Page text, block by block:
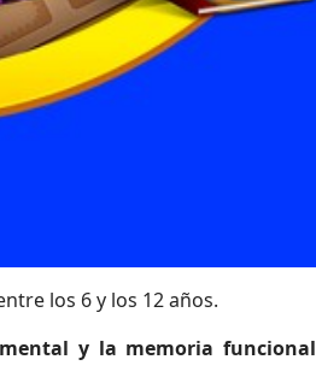
los 6 y los 12 años.
y la memoria funcional